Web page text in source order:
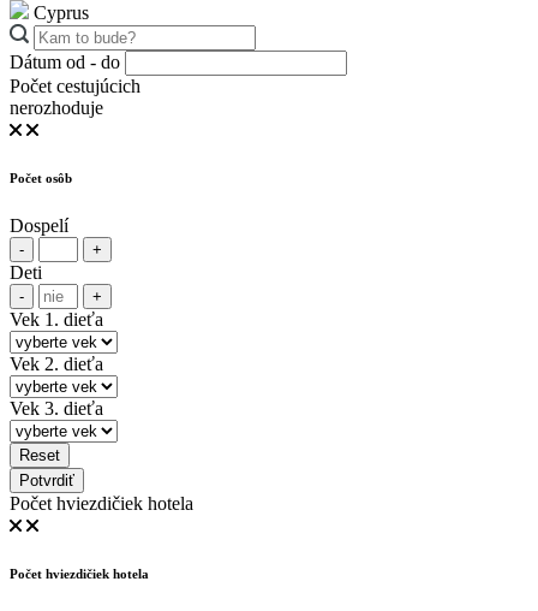
Cyprus
Dátum od - do
Počet cestujúcich
nerozhoduje
Počet osôb
Dospelí
- +
Deti
- +
Vek 1. dieťa
Vek 2. dieťa
Vek 3. dieťa
Reset
Potvrdiť
Počet hviezdičiek hotela
Počet hviezdičiek hotela